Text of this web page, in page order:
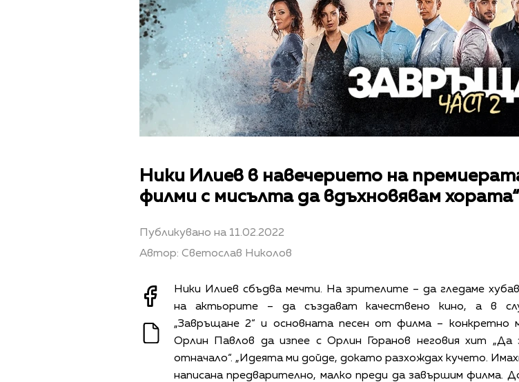
Ники Илиев в навечерието на
филми с мисълта да вдъхновявам хората“
Публикувано на 11.02.2022
Автор: Светослав Николов
Ники Илиев сбъдва мечти. На зрителите – да гледаме
на актьорите – да създават качествено кино, а в
„Завръщане 2“ и основната песен от филма – конкретно
Орлин Павлов да изпее с Орлин Горанов неговия хит „Да
отначало“. „Идеята ми дойде, докато разхождах кучето.
написана предварително, малко преди да завършим филма.